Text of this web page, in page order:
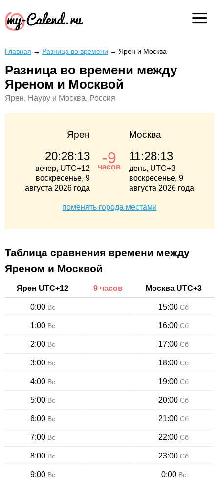
Главная → Разница во времени → Ярен и Москва
Разница во времени между
Яреном и Москвой
Ярен, Науру и Москва, Россия
Ярен Москва
20:28:14
вечер, UTC+12
воскресенье, 9
августа 2026 года
-9
часов
11:28:14
день, UTC+3
воскресенье, 9
августа 2026 года
поменять города местами
Таблица сравнения времени между
Яреном и Москвой
Ярен UTC+12 -9 часов Москва UTC+3
0:00 Вс 15:00 Сб
1:00 Вс 16:00 Сб
2:00 Вс 17:00 Сб
3:00 Вс 18:00 Сб
4:00 Вс 19:00 Сб
5:00 Вс 20:00 Сб
6:00 Вс 21:00 Сб
7:00 Вс 22:00 Сб
8:00 Вс 23:00 Сб
9:00 Вс 0:00 Вс